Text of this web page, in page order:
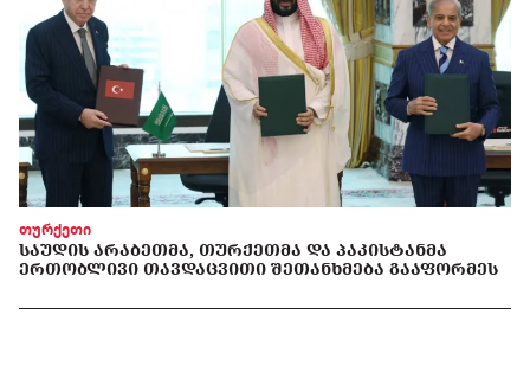
თურქეთი
ᲡᲐᲣᲓᲘᲡ ᲐᲠᲐᲑᲔᲗᲛᲐ, ᲗᲣᲠᲥᲔᲗᲛᲐ ᲓᲐ ᲞᲐᲙᲘᲡᲢᲐᲜᲛᲐ
ᲔᲠᲗᲝᲑᲚᲘᲕᲘ ᲗᲐᲕᲓᲐᲪᲕᲘᲗᲘ ᲨᲔᲗᲐᲜᲮᲛᲔᲑᲐ ᲒᲐᲐᲤᲝᲠᲛᲔᲡ